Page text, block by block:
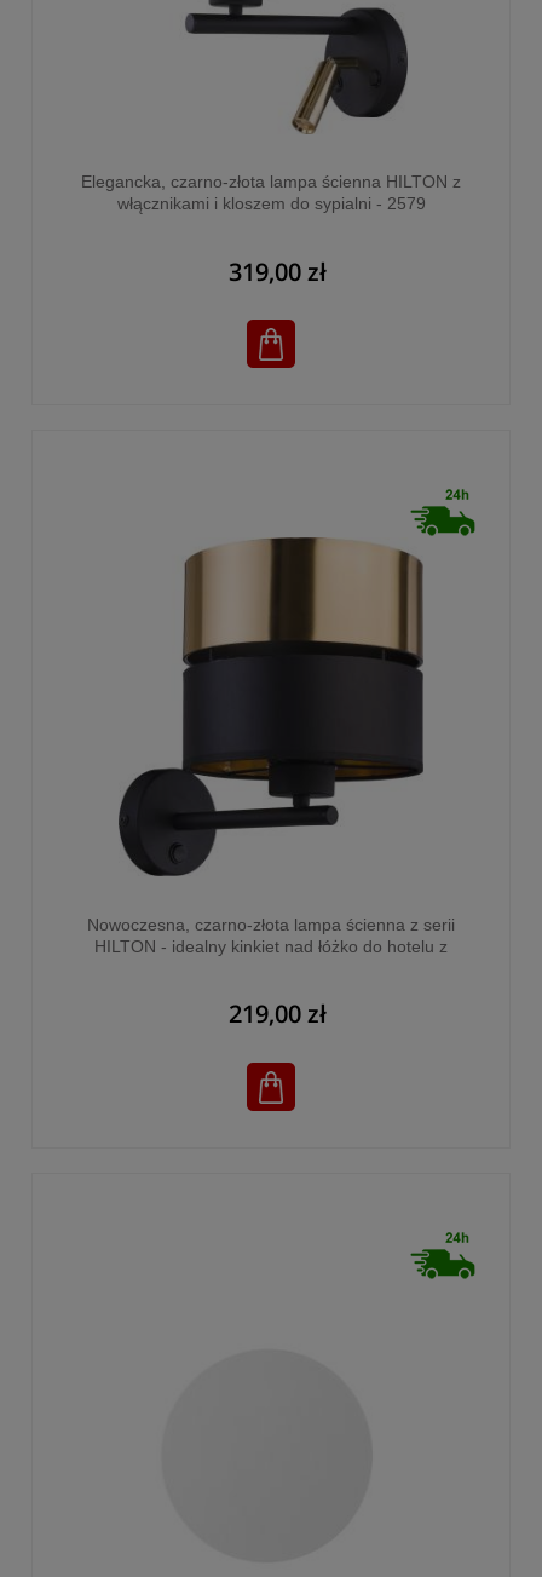
Elegancka, czarno-złota lampa ścienna HILTON z
włącznikami i kloszem do sypialni - 2579
319,00 zł
Nowoczesna, czarno-złota lampa ścienna z serii
HILTON - idealny kinkiet nad łóżko do hotelu z
219,00 zł